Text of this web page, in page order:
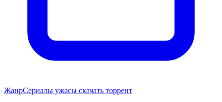
ЖанрСериалы ужасы скачать торрент